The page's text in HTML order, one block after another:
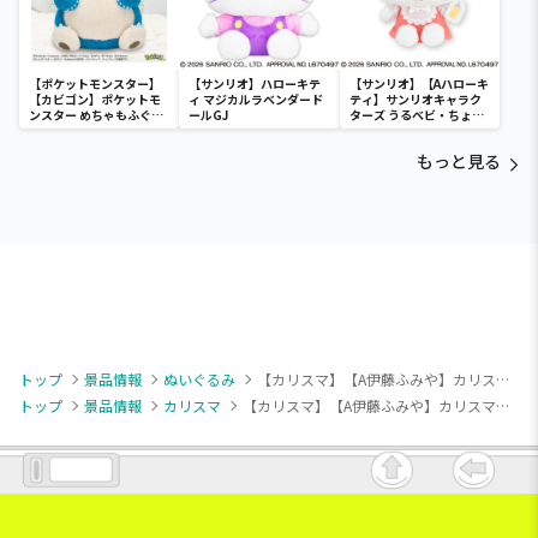
【ポケットモンスター】
【カビゴン】ポケットモ
ンスター めちゃもふぐっ
と ほっこりいやされぬい
【サンリオ】ハローキテ
ィ マジカルラベンダード
ールGJ
【サンリオ】【Aハローキ
ティ】サンリオキャラク
ターズ うるベビ・ちょい
デカドール
もっと見る
トップ 景品情報 ぬいぐるみ
【カリスマ】【A伊藤ふみや】カリスマ みにコレ！miniぬいぐるみ
トップ
景品情報 カリスマ 【カリスマ】【A伊藤ふみや】カリスマ みにコレ！miniぬいぐるみ